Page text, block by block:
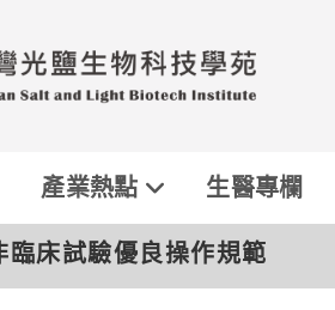
產業熱點 生醫專欄
臨床試驗優良操作規範